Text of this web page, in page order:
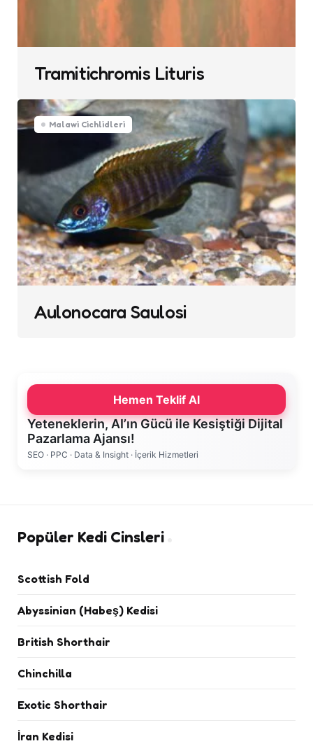
Tramitichromis Lituris
Malawi Cichlidleri
Aulonocara Saulosi
Yeteneklerin, AI’ın Gücü ile Kesiştiği Dijital
Pazarlama Ajansı!
SEO · PPC · Data & Insight · İçerik Hizmetleri
Hemen Teklif Al
Popüler Kedi Cinsleri
Scottish Fold
Abyssinian (Habeş) Kedisi
British Shorthair
Chinchilla
Exotic Shorthair
İran Kedisi